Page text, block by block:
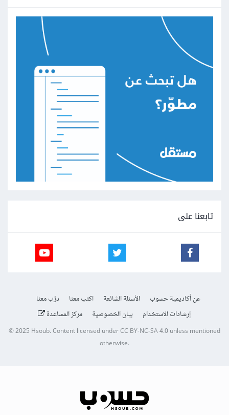
تابعنا على
عن أكاديمية حسوب الأسئلة الشائعة اكتب معنا
درّب معنا
إرشادات الاستخدام
بيان الخصوصية مركز المساعدة
© 2025Hsoub.Content licensed underCC BY-NC-SA 4.0unless mentioned
otherwise.